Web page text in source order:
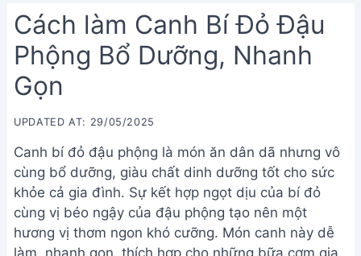
Cách làm Canh Bí Đỏ Đậu
Phộng Bổ Dưỡng, Nhanh
Gọn
UPDATED AT: 29/05/2025
Canh bí đỏ đậu phộng là món ăn dân dã nhưng vô
cùng bổ dưỡng, giàu chất dinh dưỡng tốt cho sức
khỏe cả gia đình. Sự kết hợp ngọt dịu của bí đỏ
cùng vị béo ngậy của đậu phộng tạo nên một
hương vị thơm ngon khó cưỡng. Món canh này dễ
làm, nhanh gọn, thích hợp cho những bữa cơm gia